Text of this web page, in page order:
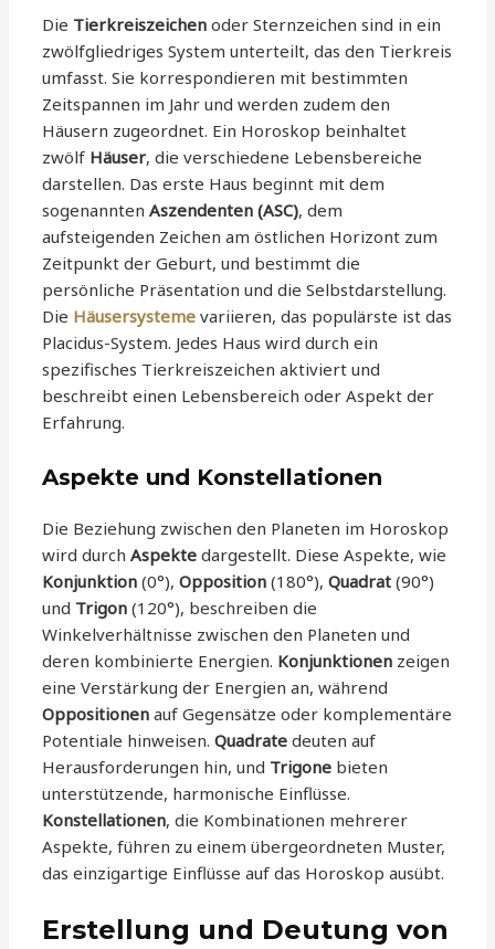
Die Tierkreiszeichen oder Sternzeichen sind in ein
zwölfgliedriges System unterteilt, das den Tierkreis
umfasst. Sie korrespondieren mit bestimmten
Zeitspannen im Jahr und werden zudem den
Häusern zugeordnet. Ein Horoskop beinhaltet
zwölf Häuser, die verschiedene Lebensbereiche
darstellen. Das erste Haus beginnt mit dem
sogenanntenAszendenten (ASC), dem
aufsteigenden Zeichen am östlichen Horizont zum
Zeitpunkt der Geburt, und bestimmt die
persönliche Präsentation und die Selbstdarstellung.
Die Häusersysteme variieren, das populärste ist das
Placidus-System. Jedes Haus wird durch ein
spezifisches Tierkreiszeichen aktiviert und
beschreibt einen Lebensbereich oder Aspekt der
Erfahrung.
Aspekte und Konstellationen
Die Beziehung zwischen den Planeten im Horoskop
wird durchAspekte dargestellt. Diese Aspekte, wie
Konjunktion (0°),Opposition (180°),Quadrat (90°)
und Trigon (120°), beschreiben die
Winkelverhältnisse zwischen den Planeten und
deren kombinierte Energien. Konjunktionen zeigen
eine Verstärkung der Energien an, während
Oppositionen auf Gegensätze oder komplementäre
Potentiale hinweisen.Quadrate deuten auf
Herausforderungen hin, und Trigone bieten
unterstützende, harmonische Einflüsse.
Konstellationen, die Kombinationen mehrerer
Aspekte, führen zu einem übergeordneten Muster,
das einzigartige Einflüsse auf das Horoskop ausübt.
Erstellung und Deutung von